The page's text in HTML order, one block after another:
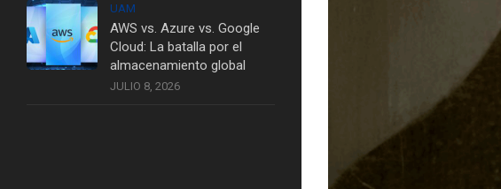
UAM
AWS vs. Azure vs. Google
Cloud: La batalla por el
almacenamiento global
JULIO 8, 2026